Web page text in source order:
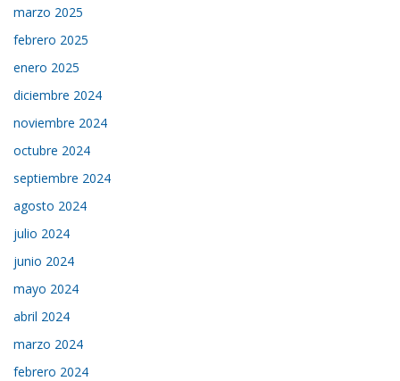
marzo 2025
febrero 2025
enero 2025
diciembre 2024
noviembre 2024
octubre 2024
septiembre 2024
agosto 2024
julio 2024
junio 2024
mayo 2024
abril 2024
marzo 2024
febrero 2024